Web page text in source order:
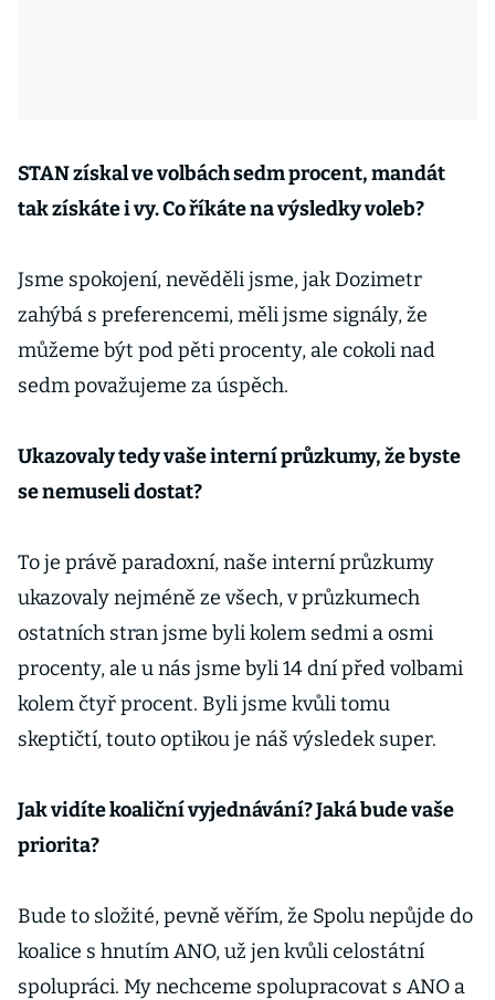
STAN získal ve volbách sedm procent, mandát
tak získáte i vy. Co říkáte na výsledky voleb?
Jsme spokojení, nevěděli jsme, jak Dozimetr
zahýbá s preferencemi, měli jsme signály, že
můžeme být pod pěti procenty, ale cokoli nad
sedm považujeme za úspěch.
Ukazovaly tedy vaše interní průzkumy, že byste
se nemuseli dostat?
To je právě paradoxní, naše interní průzkumy
ukazovaly nejméně ze všech, v průzkumech
ostatních stran jsme byli kolem sedmi a osmi
procenty, ale u nás jsme byli 14 dní před volbami
kolem čtyř procent. Byli jsme kvůli tomu
skeptičtí, touto optikou je náš výsledek super.
Jak vidíte koaliční vyjednávání? Jaká bude vaše
priorita?
Bude to složité, pevně věřím, že Spolu nepůjde do
koalice s hnutím ANO, už jen kvůli celostátní
spolupráci. My nechceme spolupracovat s ANO a